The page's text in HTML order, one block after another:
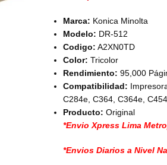
Marca: Konica Minolta
Modelo: DR-512
Codigo: A2XN0TD
Color:Tricolor
Rendimiento:95,000
Compatibilidad:
C284e, C364, C364e,
Producto: Original
*Envio Xpress Lima
*Envios Diarios a Nivel